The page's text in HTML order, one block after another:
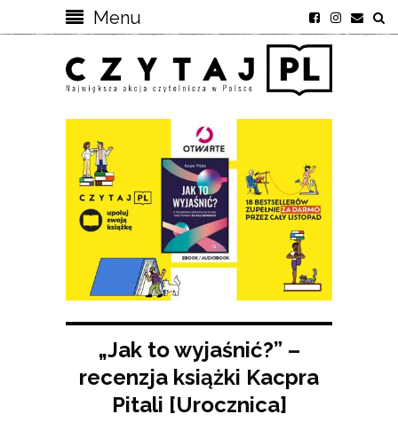
Menu
„Jak to wyjaśnić?” –
recenzja książki Kacpra
Pitali [Urocznica]